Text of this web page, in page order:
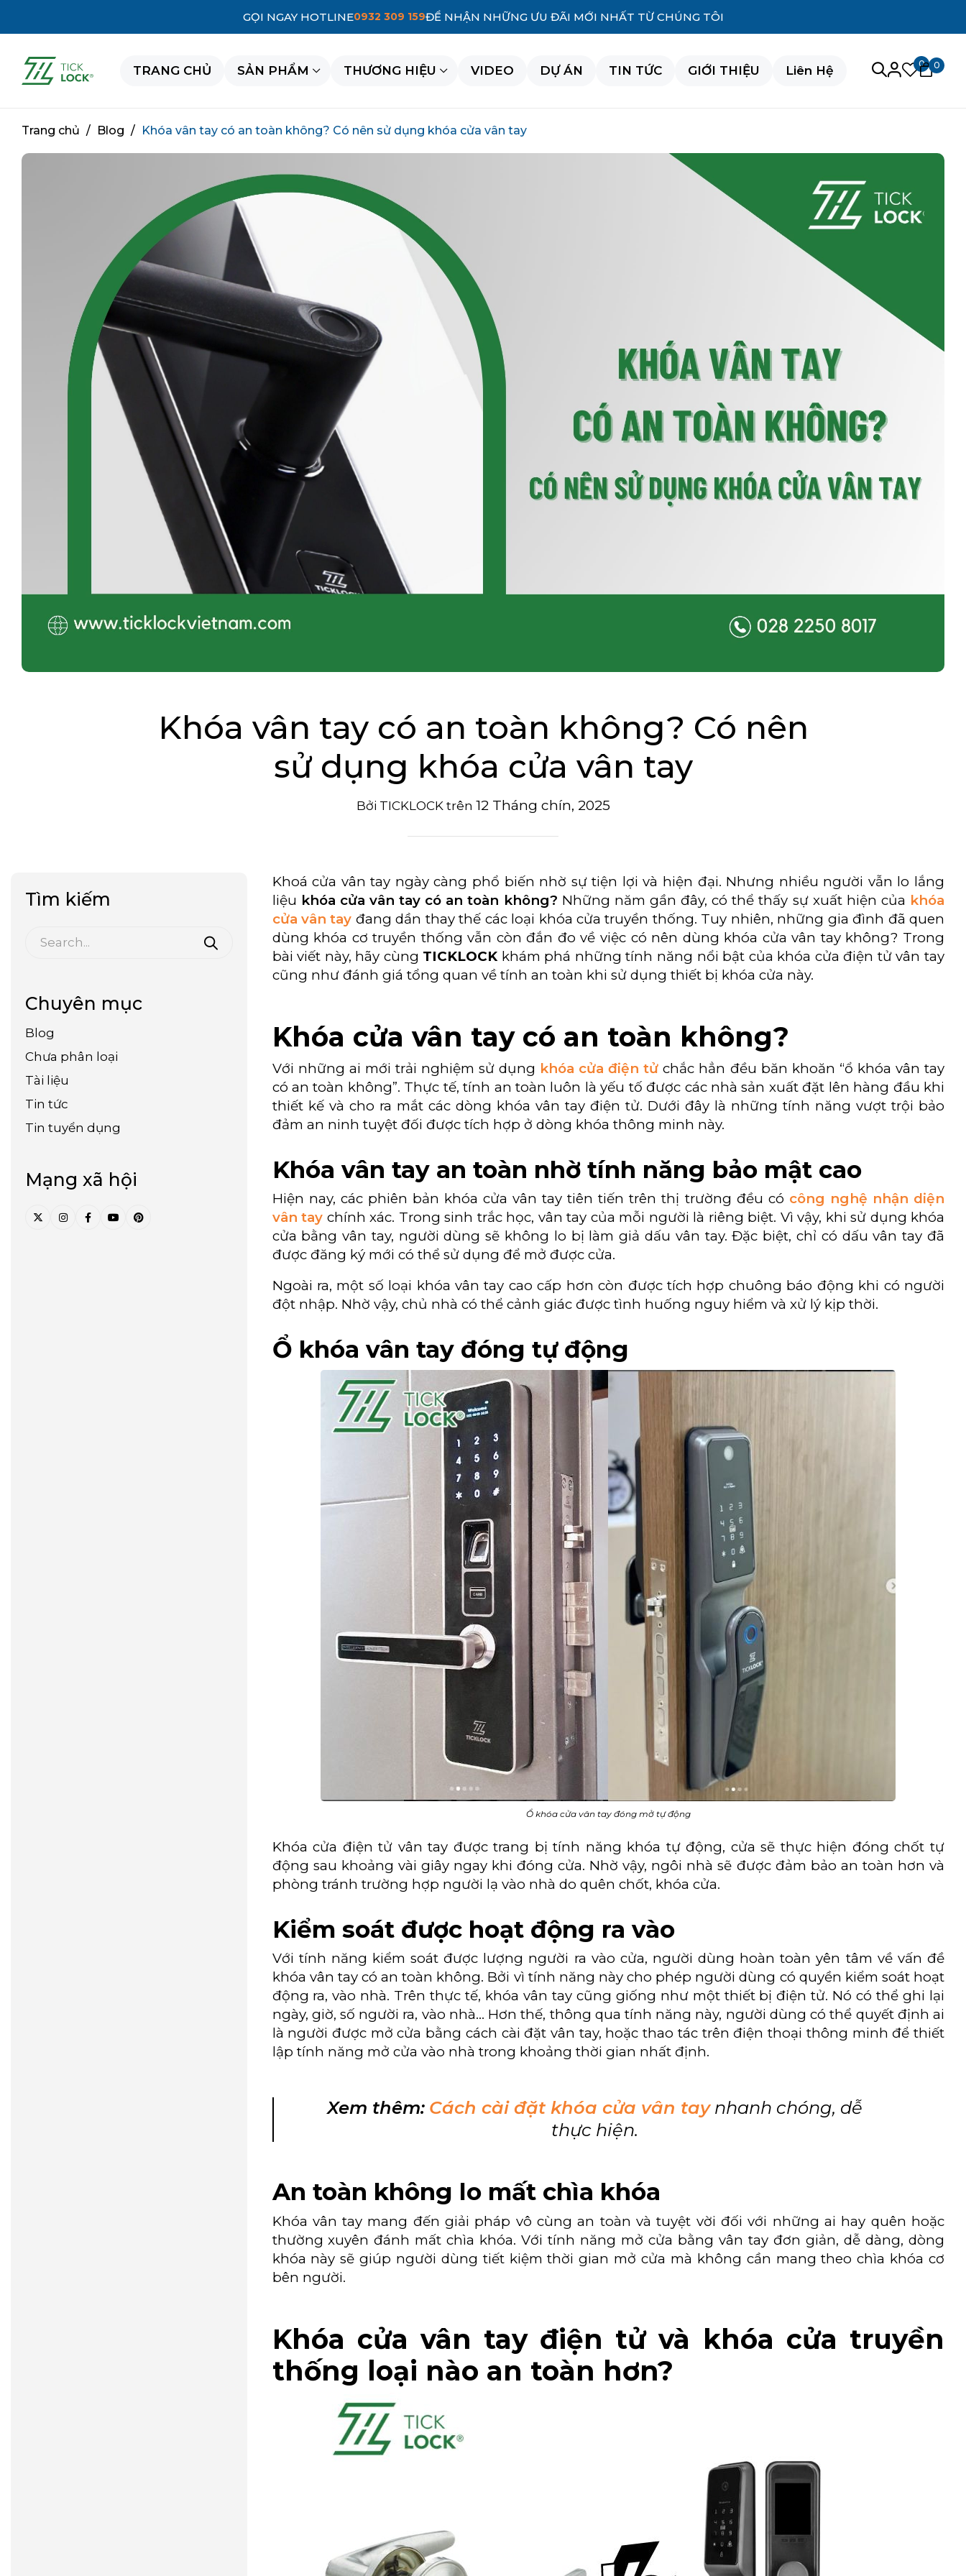
GỌI NGAY HOTLINE0932 309 159ĐỂ NHẬN NHỮNG ƯU ĐÃI MỚI NHẤT TỪ CHÚNG TÔI
TRANG CHỦ SẢN PHẨM THƯƠNG HIỆU VIDEO DỰ ÁN TIN TỨC GIỚI THIỆU Liên Hệ 0 0
Trang chủ / Blog / Khóa vân tay có an toàn không? Có nên sử dụng khóa cửa vân tay
Khóa vân tay có an toàn không? Có nên
sử dụng khóa cửa vân tay
Bởi TICKLOCKtrên 12 Tháng chín, 2025
Tìm kiếm
Chuyên mục
Blog
Chưa phân loại
Tài liệu
Tin tức
Tin tuyển dụng
Mạng xã hội
Khoá cửa vân tay ngày càng phổ biến nhờ sự tiện lợi và hiện đại. Nhưng nhiều người vẫn lo lắng
liệu khóa cửa vân tay có an toàn không? Những năm gần đây, có thể thấy sự xuất hiện của khóa
cửa vân tay đang dần thay thế các loại khóa cửa truyền thống. Tuy nhiên, những gia đình đã quen
dùng khóa cơ truyền thống vẫn còn đắn đo về việc có nên dùng khóa cửa vân tay không? Trong
bài viết này, hãy cùng TICKLOCKkhám phá những tính năng nổi bật của khóa cửa điện tử vân tay
cũng như đánh giá tổng quan về tính an toàn khi sử dụng thiết bị khóa cửa này.
Khóa cửa vân tay có an toàn không?
Với những ai mới trải nghiệm sử dụng khóa cửa điện tử chắc hẳn đều băn khoăn “ổ khóa vân tay
có an toàn không”. Thực tế, tính an toàn luôn là yếu tố được các nhà sản xuất đặt lên hàng đầu khi
thiết kế và cho ra mắt các dòng khóa vân tay điện tử. Dưới đây là những tính năng vượt trội bảo
đảm an ninh tuyệt đối được tích hợp ở dòng khóa thông minh này.
Khóa vân tay an toàn nhờ tính năng bảo mật cao
Hiện nay, các phiên bản khóa cửa vân tay tiên tiến trên thị trường đều có công nghệ nhận diện
vân tay chính xác. Trong sinh trắc học, vân tay của mỗi người là riêng biệt. Vì vậy, khi sử dụng khóa
cửa bằng vân tay, người dùng sẽ không lo bị làm giả dấu vân tay. Đặc biệt, chỉ có dấu vân tay đã
được đăng ký mới có thể sử dụng để mở được cửa.
Ngoài ra, một số loại khóa vân tay cao cấp hơn còn được tích hợp chuông báo động khi có người
đột nhập. Nhờ vậy, chủ nhà có thể cảnh giác được tình huống nguy hiểm và xử lý kịp thời.
Ổ khóa vân tay đóng tự động
Ổ khóa cửa vân tay đóng mở tự động
Khóa cửa điện tử vân tay được trang bị tính năng khóa tự động, cửa sẽ thực hiện đóng chốt tự
động sau khoảng vài giây ngay khi đóng cửa. Nhờ vậy, ngôi nhà sẽ được đảm bảo an toàn hơn và
phòng tránh trường hợp người lạ vào nhà do quên chốt, khóa cửa.
Kiểm soát được hoạt động ra vào
Với tính năng kiểm soát được lượng người ra vào cửa, người dùng hoàn toàn yên tâm về vấn đề
khóa vân tay có an toàn không. Bởi vì tính năng này cho phép người dùng có quyền kiểm soát hoạt
động ra, vào nhà. Trên thực tế, khóa vân tay cũng giống như một thiết bị điện tử. Nó có thể ghi lại
ngày, giờ, số người ra, vào nhà… Hơn thế, thông qua tính năng này, người dùng có thể quyết định ai
là người được mở cửa bằng cách cài đặt vân tay, hoặc thao tác trên điện thoại thông minh để thiết
lập tính năng mở cửa vào nhà trong khoảng thời gian nhất định.
Xem thêm: Cách cài đặt khóa cửa vân taynhanh chóng, dễ
thực hiện.
An toàn không lo mất chìa khóa
Khóa vân tay mang đến giải pháp vô cùng an toàn và tuyệt vời đối với những ai hay quên hoặc
thường xuyên đánh mất chìa khóa. Với tính năng mở cửa bằng vân tay đơn giản, dễ dàng, dòng
khóa này sẽ giúp người dùng tiết kiệm thời gian mở cửa mà không cần mang theo chìa khóa cơ
bên người.
Khóa cửa vân tay điện tử và khóa cửa truyền
thống loại nào an toàn hơn?